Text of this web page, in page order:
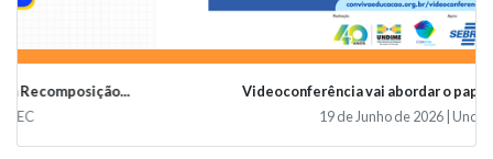
Videoconferência vai abordar o papel da educaçã...
19 de Junho de 2026 | Undime